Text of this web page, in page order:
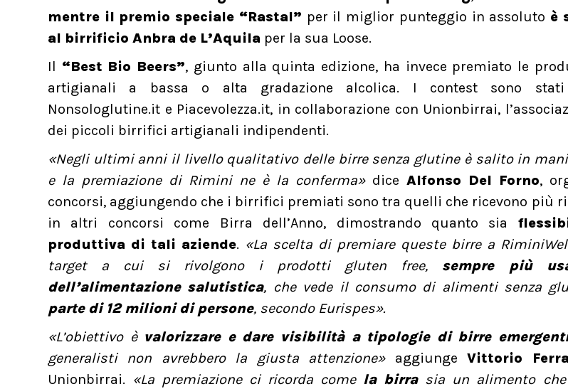
mentre il premio speciale “Rastal” per il miglior punteggio in assoluto è
al birrificio Anbra de L’Aquila per la sua Loose.
Il “Best Bio Beers”, giunto alla quinta edizione, ha invece premiato le
artigianali a bassa o alta gradazione alcolica. I contest sono stati
Nonsologlutine.it e Piacevolezza.it, in collaborazione con Unionbirrai,
dei piccoli birrifici artigianali indipendenti.
«Negli ultimi anni il livello qualitativo delle birre senza glutine è salito in
e la premiazione di Rimini ne è la conferma» dice Alfonso Del Forno,
concorsi, aggiungendo che i birrifici premiati sono tra quelli che ricevono più
in altri concorsi come Birra dell’Anno, dimostrando quanto sia
produttiva di tali aziende. «La scelta di premiare queste birre a
target a cui si rivolgono i prodotti gluten free, sempre più
dell’alimentazione salutistica, che vede il consumo di alimenti senza
parte di 12 milioni di persone, secondo Eurispes».
«L’obiettivo è valorizzare e dare visibilità a tipologie di birre
generalisti non avrebbero la giusta attenzione» aggiungeVittorio
Unionbirrai. «La premiazione ci ricorda comela birra sia un alimento